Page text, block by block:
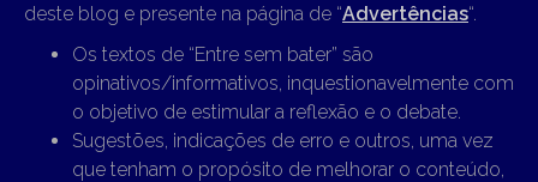
deste blog e presente na página de “Advertências“.
Os textos de “Entre sem bater” são
opinativos/informativos, inquestionavelmente com
o objetivo de estimular a reflexão e o debate.
Sugestões, indicações de erro e outros, uma vez
que tenham o propósito de melhorar o conteúdo,